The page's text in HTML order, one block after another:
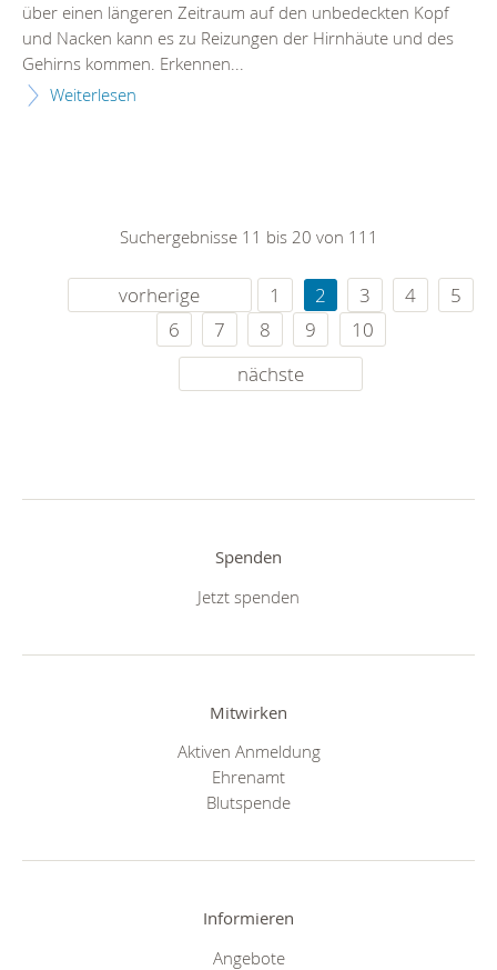
über einen längeren Zeitraum auf den unbedeckten Kopf
und Nacken kann es zu Reizungen der Hirnhäute und des
Gehirns kommen. Erkennen...
Weiterlesen
Suchergebnisse 11 bis 20 von 111
vorherige 1 2 3 4
5
6
7 8 9
10
nächste
Spenden
Jetzt spenden
Mitwirken
Aktiven Anmeldung
Ehrenamt
Blutspende
Informieren
Angebote